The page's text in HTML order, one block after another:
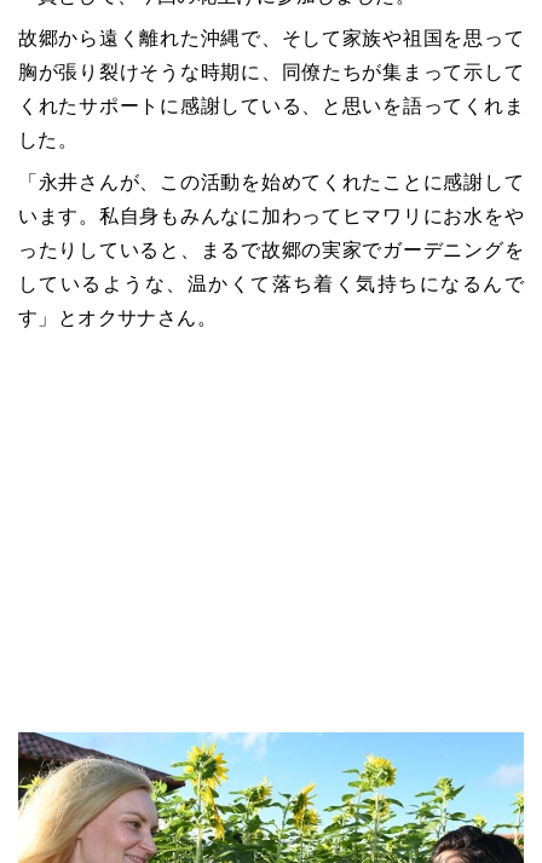
故郷から遠く離れた沖縄で、そして家族や祖国を思って
胸が張り裂けそうな時期に、同僚たちが集まって示して
くれたサポートに感謝している、と思いを語ってくれま
した。
「永井さんが、この活動を始めてくれたことに感謝して
います。私自身もみんなに加わってヒマワリにお水をや
ったりしていると、まるで故郷の実家でガーデニングを
しているような、温かくて落ち着く気持ちになるんで
す」とオクサナさん。